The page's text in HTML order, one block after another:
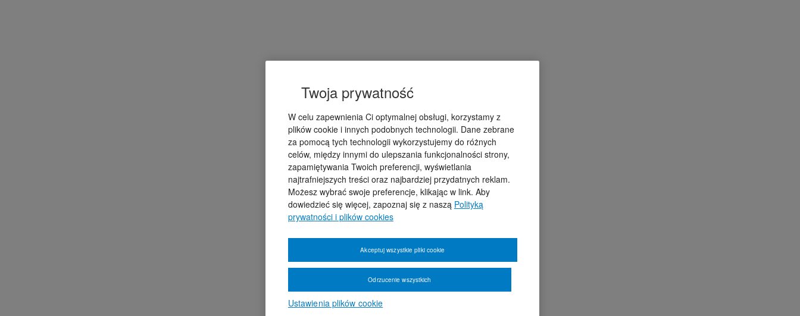
Twoja prywatność
W celu zapewnienia Ci optymalnej obsługi, korzystamy z
plików cookie i innych podobnych technologii. Dane zebrane
za pomocą tych technologii wykorzystujemy do różnych
celów, między innymi do ulepszania funkcjonalności strony,
zapamiętywania Twoich preferencji, wyświetlania
najtrafniejszych treści oraz najbardziej przydatnych reklam.
Możesz wybrać swoje preferencje, klikając w link. Aby
dowiedzieć się więcej, zapoznaj się z naszą Polityką
prywatności i plików cookies
Ustawienia plików cookie
Odrzucenie wszystkich
Akceptuj wszystkie pliki cookie